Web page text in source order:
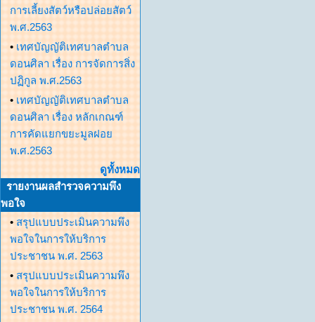
การเลี้ยงสัตว์หรือปล่อยสัตว์
พ.ศ.2563
• เทศบัญญัติเทศบาลตำบล
ดอนศิลา เรื่อง การจัดการสิ่ง
ปฏิกูล พ.ศ.2563
• เทศบัญญัติเทศบาลตำบล
ดอนศิลา เรื่อง หลักเกณฑ์
การคัดแยกขยะมูลฝอย
พ.ศ.2563
ดูทั้งหมด
รายงานผลสำรวจความพึง
พอใจ
• สรุปแบบประเมินความพึง
พอใจในการให้บริการ
ประชาชน พ.ศ. 2563
• สรุปแบบประเมินความพึง
พอใจในการให้บริการ
ประชาชน พ.ศ. 2564